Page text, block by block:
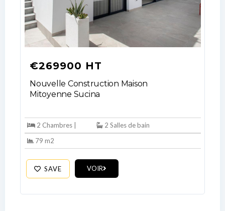
€269900 HT
Nouvelle Construction Maison
Mitoyenne Sucina
2 Chambres |
2 Salles de bain
79 m2
SAVE VOIR